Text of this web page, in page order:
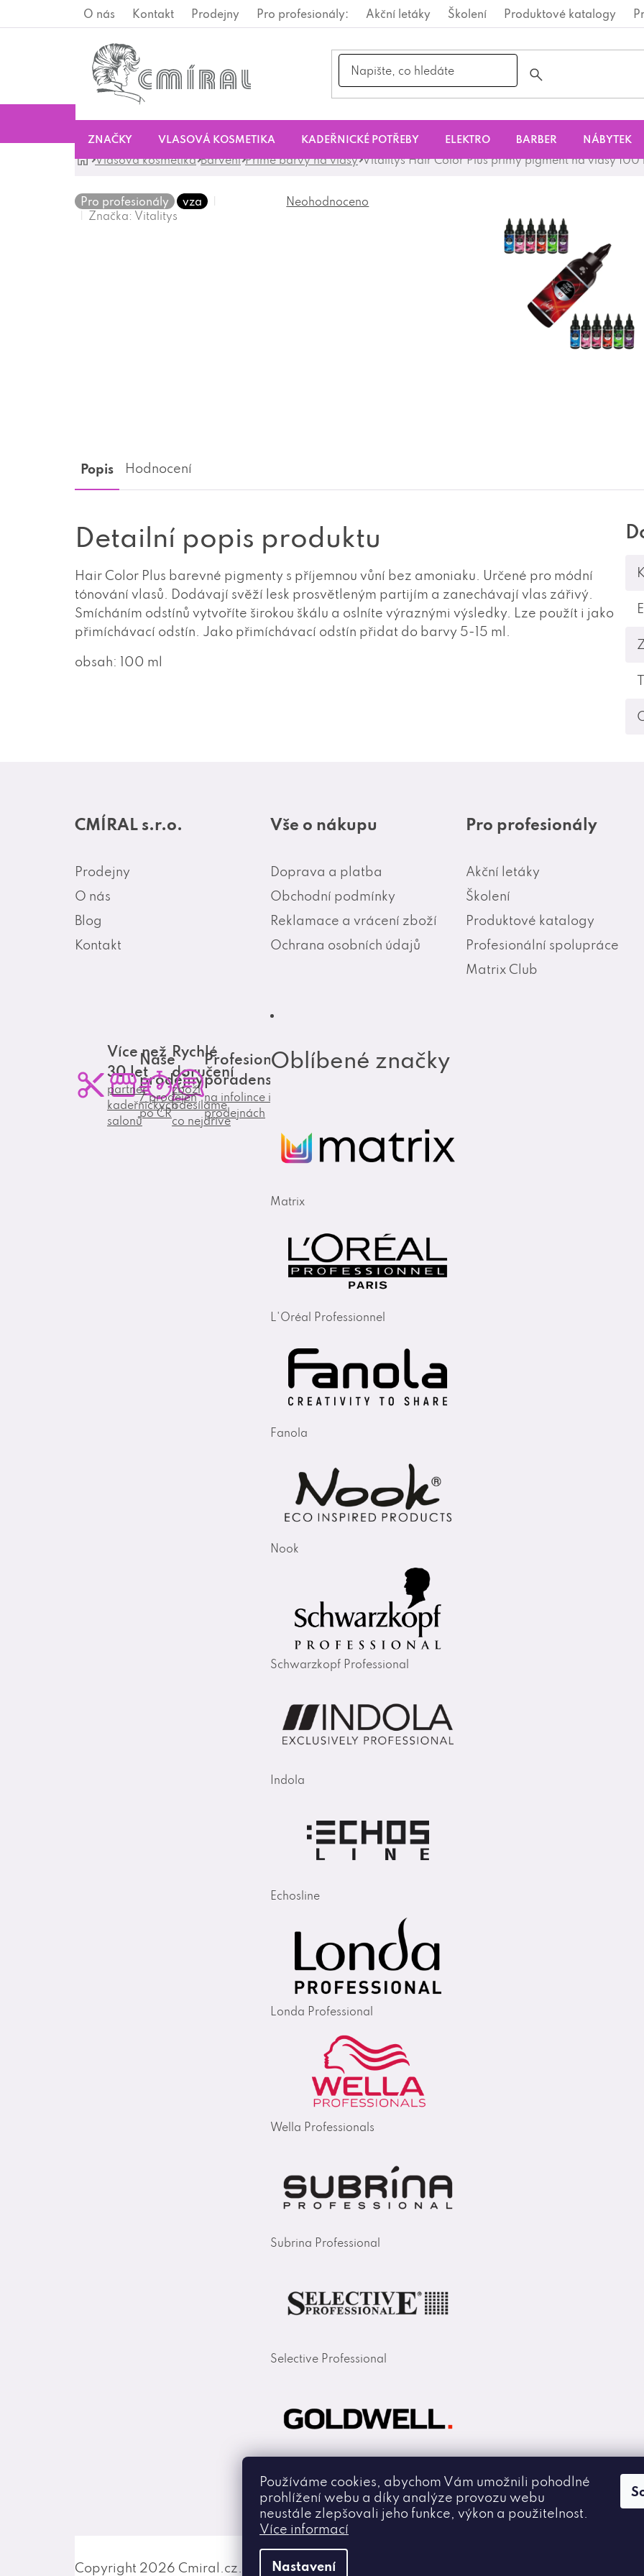
Používáme cookies, abychom Vám umožnili pohodlné
prohlížení webu a díky analýze provozu webu
neustále zlepšovali jeho funkce, výkon a použitelnost.
Více informací
Nastavení
O nás Kontakt Prodejny Pro profesionály: Akční letáky Školení Produktové katalogy
ZNAČKY VLASOVÁ KOSMETIKA KADEŘNICKÉ POTŘEBY ELEKTRO BARBER NÁBYTEK
DomůVlasová kosmetika Barvení Přímé barvy na vlasy Vitalitys Hair Color Plus přímý pigment na vlasy 100
Pro profesionály vza
Neohodnoceno
Značka: Vitalitys
Popis Hodnocení
Detailní popis produktu
Hair Color Plus barevné pigmenty s příjemnou vůní bez amoniaku. Určené pro módní
tónování vlasů. Dodávají svěží lesk prosvětleným partijím a zanechávají vlas zářivý.
Smícháním odstínů vytvoříte širokou škálu a oslníte výraznými výsledky. Lze použít i jako
přimíchávací odstín. Jako přimíchávací odstín přidat do barvy 5-15 ml.
obsah: 100 ml
CMÍRAL s.r.o.
Prodejny
O nás
Blog
Kontakt
Vše o nákupu
Doprava a platba
Obchodní podmínky
Reklamace a vrácení zboží
Ochrana osobních údajů
Pro profesionály
Akční letáky
Školení
Produktové katalogy
Profesionální spolupráce
Matrix Club
Více než
30 let
partner
kadeřnických
salonů
Naše
prodejny
7 prodejen
po ČR
Rychlé
doručení
zboží
odesíláme
co nejdříve
Profesionální
poradenství
na infolince i
prodejnách
Oblíbené značky
Matrix
L'Oréal Professionnel
Fanola
Nook
Schwarzkopf Professional
Indola
Echosline
Londa Professional
Wella Professionals
Subrina Professional
Selective Professional
Goldwell
Copyright 2026 Cmiral.cz. Všechna práva vyhrazena.